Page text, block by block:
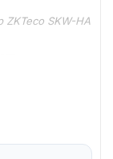
SKW-HA
hiệu quả